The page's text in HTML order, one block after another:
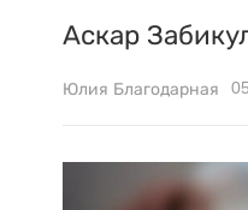
Аскар
Юлия Благодарная